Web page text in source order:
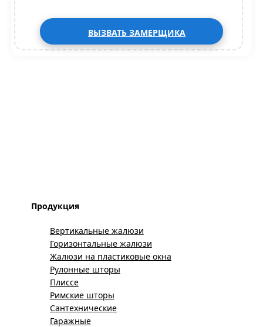
ВЫЗВАТЬ ЗАМЕРЩИКА
Продукция
Вертикальные жалюзи
Горизонтальные жалюзи
Жалюзи на пластиковые окна
Рулонные шторы
Плиссе
Римские шторы
Сантехнические
Гаражные